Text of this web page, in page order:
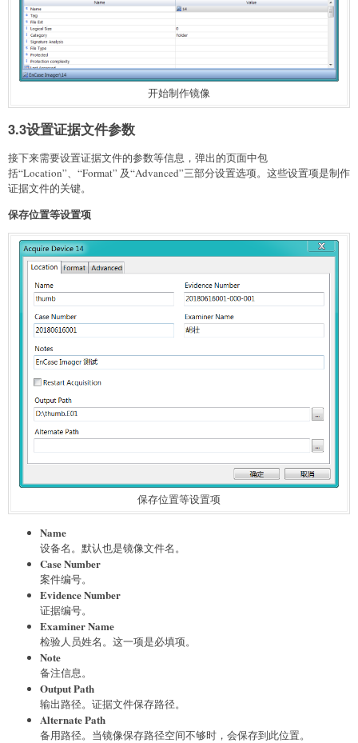
开始制作镜像
3.3设置证据文件参数
接下来需要设置证据文件的参数等信息，弹出的页面中包
括“Location”、“Format” 及“Advanced”三部分设置选项。这些设置项是制作
证据文件的关键。
保存位置等设置项
保存位置等设置项
Name
设备名。默认也是镜像文件名。
Case Number
案件编号。
Evidence Number
证据编号。
Examiner Name
检验人员姓名。这一项是必填项。
Note
备注信息。
Output Path
输出路径。证据文件保存路径。
Alternate Path
备用路径。当镜像保存路径空间不够时，会保存到此位置。